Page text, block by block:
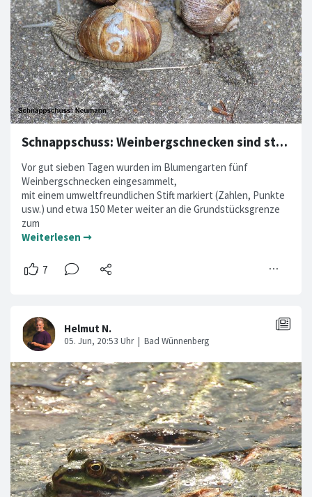
Schnappschuss: Weinbergschnecken sind standortstreu
Vor gut sieben Tagen wurden im Blumengarten fünf
Weinbergschnecken eingesammelt,
mit einem umweltfreundlichen Stift markiert (Zahlen, Punkte
usw.) und etwa 150 Meter weiter an die Grundstücksgrenze
zum
Weiterlesen ➞